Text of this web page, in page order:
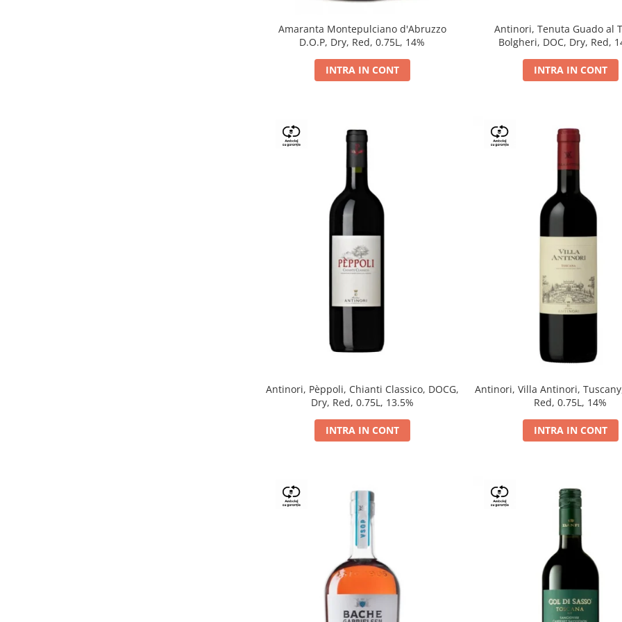
Amaranta Montepulciano d'Abruzzo
D.O.P, Dry, Red, 0.75L, 14%
INTRA IN CONT
Antinori, Tenuta Guado al
Bolgheri, DOC, Dry, Red,
INTRA IN CONT
Antinori, Pèppoli, Chianti Classico, DOCG,
Dry, Red, 0.75L, 13.5%
INTRA IN CONT
Antinori, Villa Antinori,
Red, 0.75L, 14%
INTRA IN CONT